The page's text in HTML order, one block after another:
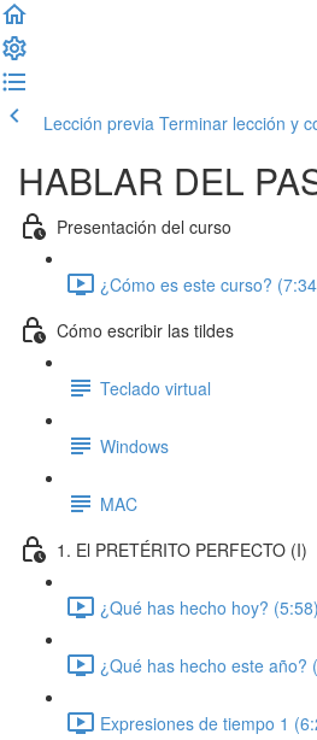
Lección previa Terminar lección y
HABLAR DEL
Presentación del curso
¿Cómo es este curso?
Cómo escribir las tildes
Teclado virtual
Windows
MAC
1. El PRETÉRITO PERFECTO (I)
¿Qué has hecho hoy? (5:58)
¿Qué has hecho este año?
Expresiones de tiempo 1